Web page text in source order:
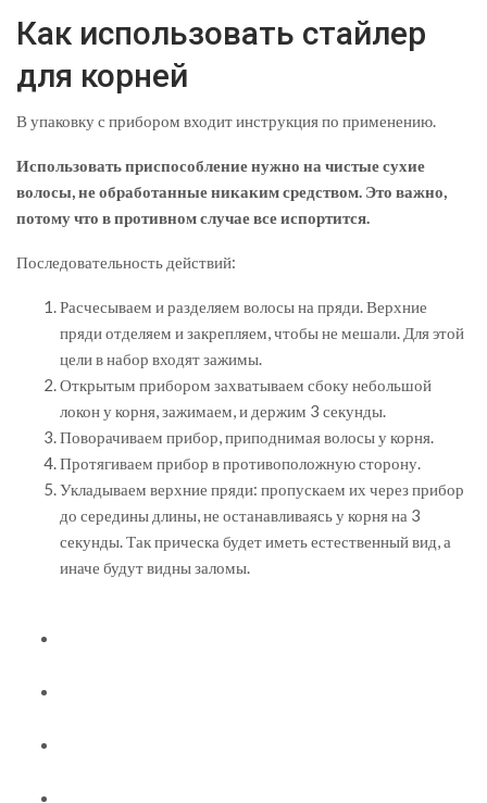
Как использовать стайлер
для корней
В упаковку с прибором входит инструкция по применению.
Использовать приспособление нужно на чистые сухие
волосы, не обработанные никаким средством. Это важно,
потому что в противном случае все испортится.
Последовательность действий:
Расчесываем и разделяем волосы на пряди. Верхние
пряди отделяем и закрепляем, чтобы не мешали. Для этой
цели в набор входят зажимы.
Открытым прибором захватываем сбоку небольшой
локон у корня, зажимаем, и держим 3 секунды.
Поворачиваем прибор, приподнимая волосы у корня.
Протягиваем прибор в противоположную сторону.
Укладываем верхние пряди: пропускаем их через прибор
до середины длины, не останавливаясь у корня на 3
секунды. Так прическа будет иметь естественный вид, а
иначе будут видны заломы.